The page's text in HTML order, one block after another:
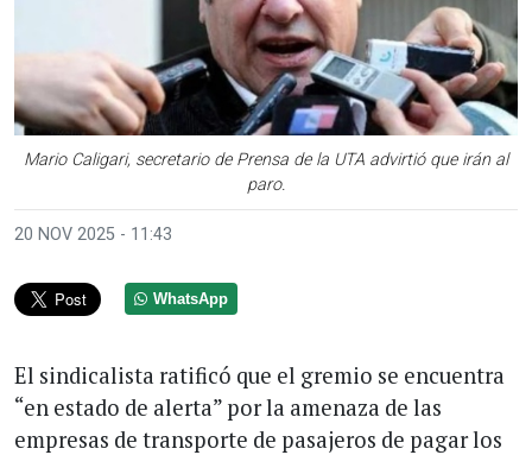
Mario Caligari, secretario de Prensa de la UTA advirtió que irán al
paro.
20 NOV 2025 - 11:43
WhatsApp
El sindicalista ratificó que el gremio se encuentra
“en estado de alerta” por la amenaza de las
empresas de transporte de pasajeros de pagar los